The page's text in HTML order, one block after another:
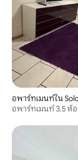
อพาร์ทเมนท์ใน
อพาร์ทเมนท์ 3.5 ห้